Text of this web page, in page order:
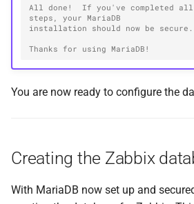
All done!  If you've completed all
steps, your MariaDB
installation should now be secure.
Thanks for using MariaDB!
You are now ready to configure the
Creating the Zabbix
With MariaDB now set up and